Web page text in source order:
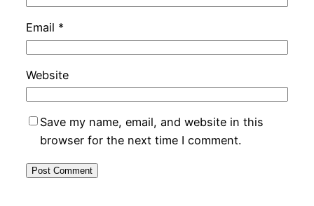
Email *
Website
Save my name, email, and website in this
browser for the next time I comment.